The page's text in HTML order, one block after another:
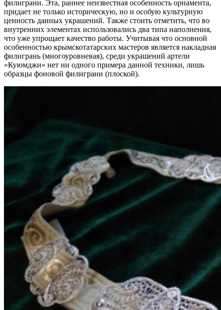
филиграни. Эта, раннее неизвестная особенность орнамента,
придает не только историческую, но и особую культурную
ценность данных украшений. Также стоить отметить, что во
внутренних элементах использовались два типа наполнения,
что уже упрощает качество работы. Учитывая что основной
особенностью крымскотатарских мастеров является накладная
филигрань (многоуровневая), среди украшений артели
«Куюмджи» нет ни одного примера данной техники, лишь
образцы фоновой филиграни (плоской).